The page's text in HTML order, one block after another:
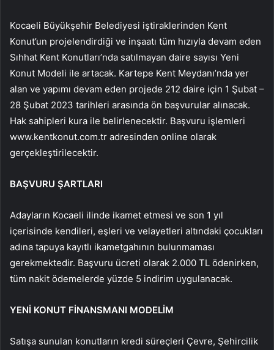
Kocaeli Büyükşehir Belediyesi iştiraklerinden Kent
Konut’un projelendirdiği ve inşaatı tüm hızıyla devam eden
Sıhhat Kent Konutları’nda satılmayan daire sayısı Yeni
Konut Modeli ile artacak. Kartepe Kent Meydanı’nda yer
alan ve yapımı devam eden projede 212 daire için 1 Şubat –
28 Şubat 2023 tarihleri ​​arasında ön başvurular alınacak.
Hak sahipleri kura ile belirlenecektir. Başvuru işlemleri
www.kentkonut.com.tr adresinden online olarak
gerçekleştirilecektir.
BAŞVURU ŞARTLARI
Adayların Kocaeli ilinde ikamet etmesi ve son 1 yıl
içerisinde kendileri, eşleri ve velayetleri altındaki çocukları
adına tapuya kayıtlı ikametgahının bulunmaması
gerekmektedir. Başvuru ücreti olarak 2.000 TL ödenirken,
tüm nakit ödemelerde yüzde 5 indirim uygulanacak.
YENİ KONUT FİNANSMANI MODELİM
Satışa sunulan konutların kredi süreçleri Çevre, Şehircilik